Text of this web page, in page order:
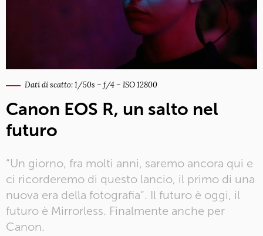
Dati di scatto: 1/50s – f/4 – ISO 12800
Canon EOS R, un salto nel
futuro
“Un giorno, fra molti anni, saremo ancora qui e
ci ricorderemo di questo lancio, il primo di una
nuova era della fotografia“. Il futuro è oggi, il
futuro è Mirrorless. Finalmente anche per
Canon.